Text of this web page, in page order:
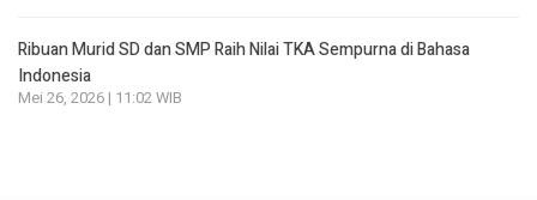
Ribuan Murid SD dan SMP Raih Nilai TKA Sempurna di Bahasa
Indonesia
Mei 26, 2026 | 11:02 WIB